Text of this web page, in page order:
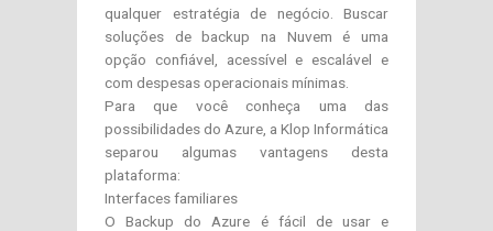
qualquer estratégia de negócio. Buscar
soluções de backup na Nuvem é uma
opção confiável, acessível e escalável e
com despesas operacionais mínimas.
Para que você conheça uma das
possibilidades do Azure, a Klop Informática
separou algumas vantagens desta
plataforma:
Interfaces familiares
O Backup do Azure é fácil de usar e